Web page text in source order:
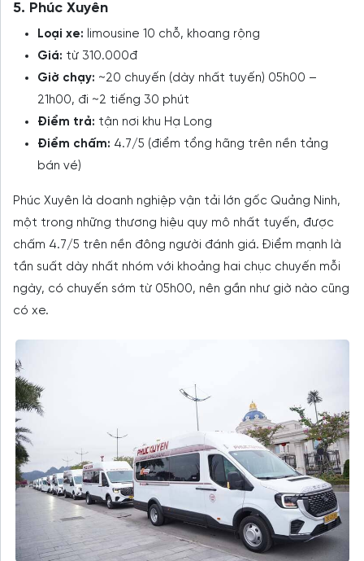
5. Phúc Xuyên
Loại xe: limousine 10 chỗ, khoang rộng
Giá: từ 310.000đ
Giờ chạy: ~20 chuyến (dày nhất tuyến) 05h00 –
21h00, đi ~2 tiếng 30 phút
Điểm trả: tận nơi khu Hạ Long
Điểm chấm: 4.7/5 (điểm tổng hãng trên nền tảng
bán vé)
Phúc Xuyên là doanh nghiệp vận tải lớn gốc Quảng Ninh,
một trong những thương hiệu quy mô nhất tuyến, được
chấm 4.7/5 trên nền đông người đánh giá. Điểm mạnh là
tần suất dày nhất nhóm với khoảng hai chục chuyến mỗi
ngày, có chuyến sớm từ 05h00, nên gần như giờ nào cũng
có xe.